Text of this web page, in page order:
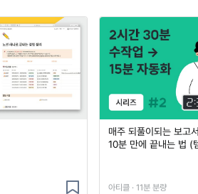
매주 되풀이되는 보고
10분 만에 끝내는 법 (
아티클 · 11분 분량